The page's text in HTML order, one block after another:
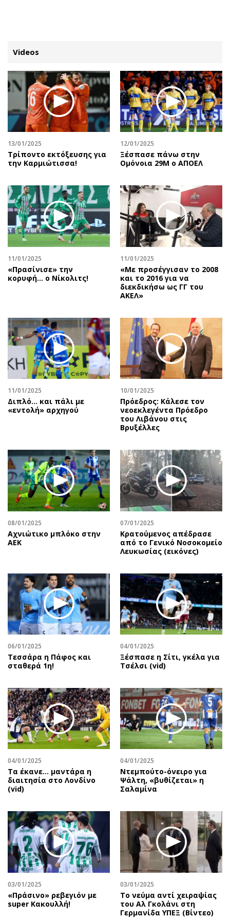
ΚΑΤΗΓΟΡΙΕΣ ΣΥΝΔΕΣΗ
Κύπρος
Παιδεία
Υγεία
Πολιτική
Βουλευτικές 2026
Προεδρικές 2023
Δημοσκοπήσεις
Διπλωματία
Αθλητισμός
Κύπρος
Ελλάδα
Διεθνή
Οικονομία
Real Estate
Επιχειρήσεις
Αγορές
Money Review
AstroBank Properties
Ναυτιλία
Περιβάλλον
Ελλάδα
Κόσμος
Παράξενα
Πολιτισμός
Σινεμά
Εικαστικά
Βιβλίο
Χειρόγραφα
Απόψεις
Αρθρογραφία
The Hill
Υγεία
Αγγελίες
Πωλούνται
Ζητούν εργασία
Θέσεις εργασίας
Geek
Νέα
Κινητά-tablets
Social
Αυτοκίνηση
Πολιτική
Οικονομία
Γενικά
Αναδρομές
Πρόσωπα
Περιβάλλον
Good Life
Γυναίκα
Showbiz
Ταξίδια
Συνταγές
Έξοδος
Media
Εκπομπές
Wine routes
Podcasts
Προσφορές
Προσωπικότητες στην ''Κ''
Επιστολές
Videos
13/01/2025
Τρίποντο εκτόξευσης για
την Καρμιώτισσα!
12/01/2025
Ξέσπασε πάνω στην
Ομόνοια 29Μ ο ΑΠΟΕΛ
11/01/2025
«Πρασίνισε» την
κορυφή… ο Νίκολιτς!
11/01/2025
«Με προσέγγισαν το 2008
και το 2016 για να
διεκδικήσω ως ΓΓ του
ΑΚΕΛ»
11/01/2025
Διπλό... και πάλι με
«εντολή» αρχηγού
10/01/2025
Πρόεδρος: Κάλεσε τον
νεοεκλεγέντα Πρόεδρο
του Λιβάνου στις
Βρυξέλλες
08/01/2025
Αχνιώτικο μπλόκο στην
ΑΕΚ
07/01/2025
Κρατούμενος απέδρασε
από το Γενικό Νοσοκομείο
Λευκωσίας (εικόνες)
06/01/2025
Τεσσάρα η Πάφος και
σταθερά 1η!
04/01/2025
Ξέσπασε η Σίτι, γκέλα για
Τσέλσι (vid)
04/01/2025
Τα έκανε… μαντάρα η
διαιτησία στο Λονδίνο
(vid)
04/01/2025
Ντεμπούτο-όνειρο για
Ψάλτη, «βυθίζεται» η
Σαλαμίνα
03/01/2025
«Πράσινο» ρεβεγιόν με
super Κακουλλή!
03/01/2025
Το νεύμα αντί χειραψίας
του Αλ Γκολάνι στη
Γερμανίδα ΥΠΕΞ (Βίντεο)